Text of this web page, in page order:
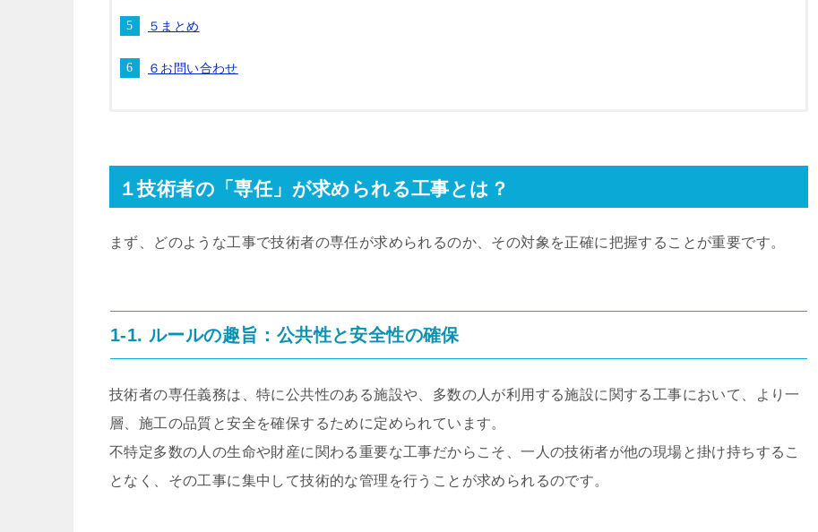
５まとめ
６お問い合わせ
１技術者の「専任」が求められる工事とは？
まず、どのような工事で技術者の専任が求められるのか、その対象を正確に把握することが重要です。
1-1. ルールの趣旨：公共性と安全性の確保
技術者の専任義務は、特に公共性のある施設や、多数の人が利用する施設に関する工事において、より一
層、施工の品質と安全を確保するために定められています。
不特定多数の人の生命や財産に関わる重要な工事だからこそ、一人の技術者が他の現場と掛け持ちするこ
となく、その工事に集中して技術的な管理を行うことが求められるのです。